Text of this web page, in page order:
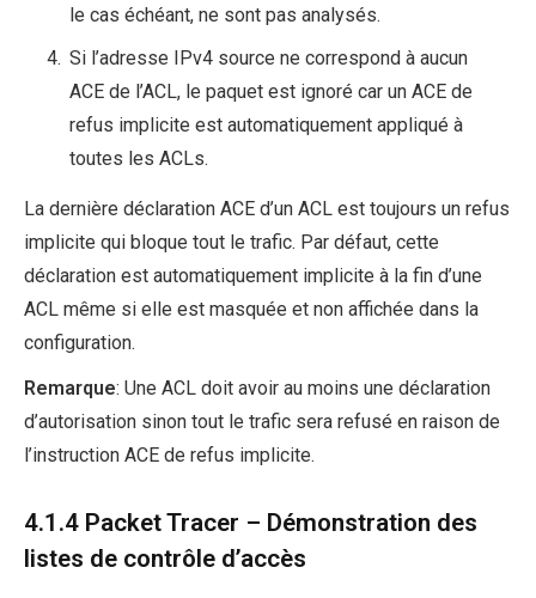
le cas échéant, ne sont pas analysés.
Si l’adresse IPv4 source ne correspond à aucun
ACE de l’ACL, le paquet est ignoré car un ACE de
refus implicite est automatiquement appliqué à
toutes les ACLs.
La dernière déclaration ACE d’un ACL est toujours un refus
implicite qui bloque tout le trafic. Par défaut, cette
déclaration est automatiquement implicite à la fin d’une
ACL même si elle est masquée et non affichée dans la
configuration.
Remarque: Une ACL doit avoir au moins une déclaration
d’autorisation sinon tout le trafic sera refusé en raison de
l’instruction ACE de refus implicite.
4.1.4 Packet Tracer – Démonstration des
listes de contrôle d’accès